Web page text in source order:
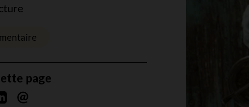
page
sur Blueskysur Linkedin
Envoyer par courriel